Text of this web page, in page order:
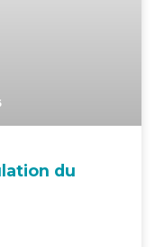
du